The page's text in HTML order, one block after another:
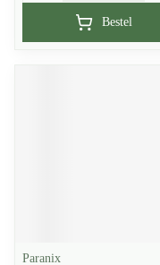
Bestel
Paranix